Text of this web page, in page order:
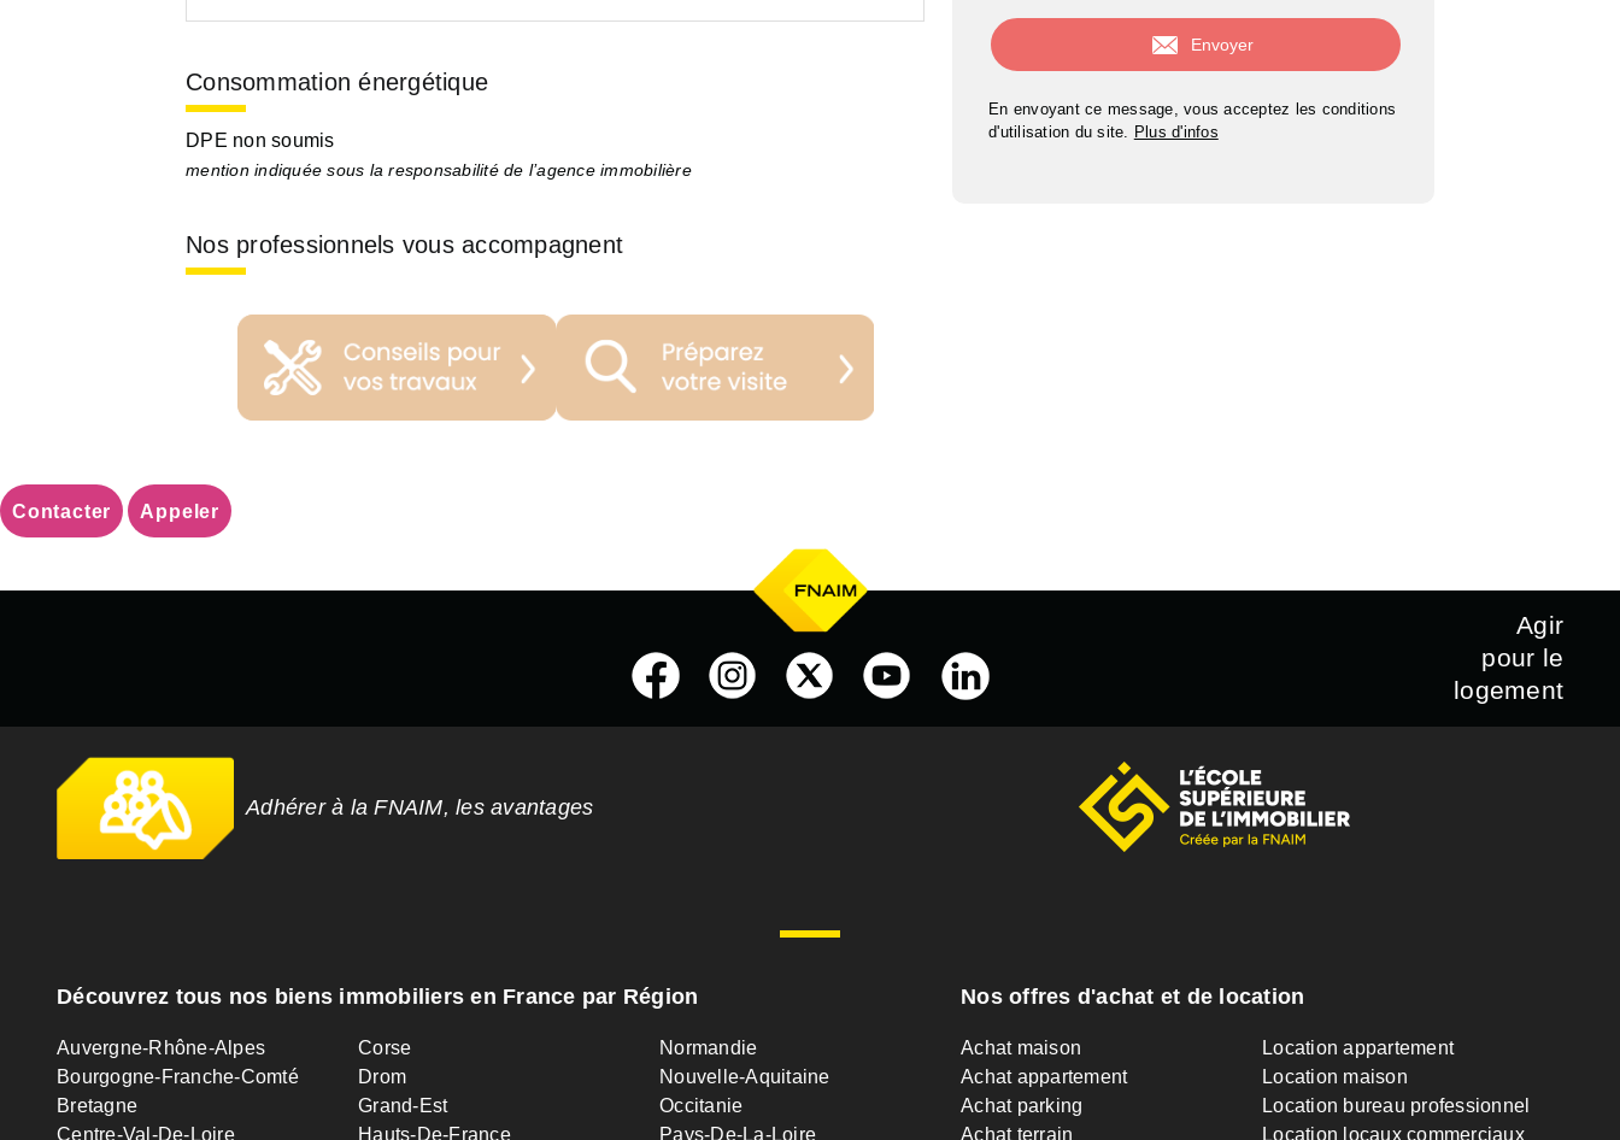
Consommation énergétique
DPE non soumis
mention indiquée sous la responsabilité de l’agence immobilière
Nos professionnels vous accompagnent
En envoyant ce message, vous acceptez les conditions
d'utilisation du site. Plus d'infos
Contacter Appeler
Agir
pour le
logement
Adhérer à la FNAIM, les avantages
Découvrez tous nos biens immobiliers en France par Région
Auvergne-Rhône-Alpes
Bourgogne-Franche-Comté
Bretagne
Centre-Val-De-Loire
Corse
Drom
Grand-Est
Hauts-De-France
Normandie
Nouvelle-Aquitaine
Occitanie
Pays-De-La-Loire
Nos offres d'achat et de location
Achat maison
Achat appartement
Achat parking
Achat terrain
Location appartement
Location maison
Location bureau professionnel
Location locaux commerciaux